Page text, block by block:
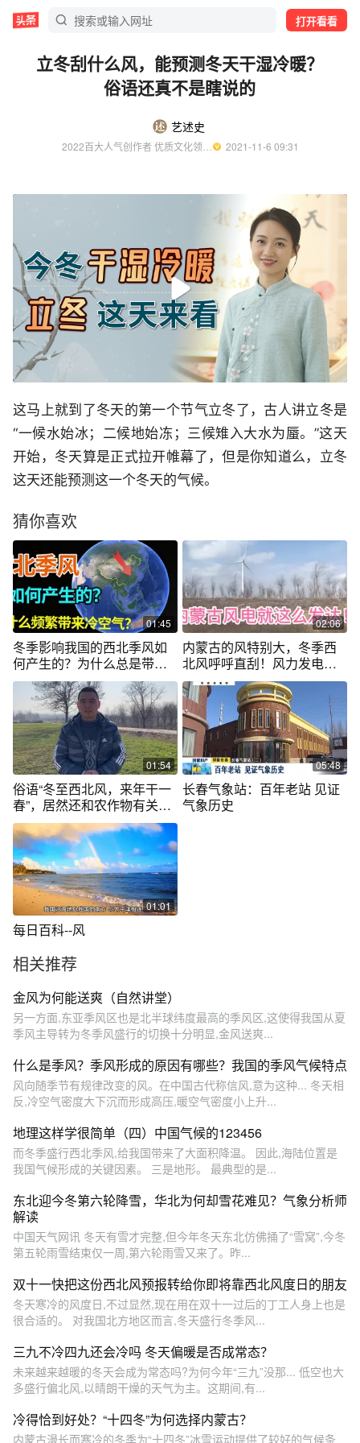
打开看看
立冬刮什么风，能预测冬天干湿冷暖？
俗语还真不是瞎说的
艺述史
2022百大人气创作者 优质文化领域创作者
  2021-11-6 09:31
这马上就到了冬天的第一个节气立冬了，古人讲立冬是
“一候水始冰；二候地始冻；三候雉入大水为蜃。”这天
开始，冬天算是正式拉开帷幕了，但是你知道么，立冬
这天还能预测这一个冬天的气候。
猜你喜欢
01:45
冬季影响我国的西北季风如
何产生的？为什么总是带来
较强冷空气？
02:06
内蒙古的风特别大，冬季西
北风呼呼直刮！风力发电最
适合风能充裕
01:54
俗语“冬至西北风，来年干一
春”，居然还和农作物有关，
有道理吗
05:48
长春气象站：百年老站 见证
气象历史
01:01
每日百科--风
相关推荐
金风为何能送爽（自然讲堂）
另一方面,东亚季风区也是北半球纬度最高的季风区,这使得我国从夏
季风主导转为冬季风盛行的切换十分明显,金风送爽...
什么是季风？季风形成的原因有哪些？我国的季风气候特点
风向随季节有规律改变的风。在中国古代称信风,意为这种... 冬天相
反,冷空气密度大下沉而形成高压,暖空气密度小上升...
地理这样学很简单（四）中国气候的123456
而冬季盛行西北季风,给我国带来了大面积降温。 因此,海陆位置是
我国气候形成的关键因素。 三是地形。 最典型的是...
东北迎今冬第六轮降雪，华北为何却雪花难见？气象分析师
解读
中国天气网讯 冬天有雪才完整,但今年冬天东北仿佛捅了“雪窝”,今冬
第五轮雨雪结束仅一周,第六轮雨雪又来了。昨...
双十一快把这份西北风预报转给你即将靠西北风度日的朋友
冬天寒冷的风度日,不过显然,现在用在双十一过后的丁工人身上也是
很合适的。 对我国北方地区而言,冬天盛行冬季风...
三九不冷四九还会冷吗 冬天偏暖是否成常态？
未来越来越暖的冬天会成为常态吗?为何今年“三九”没那... 低空也大
多盛行偏北风,以晴朗干燥的天气为主。这期间,有...
冷得恰到好处？“十四冬”为何选择内蒙古？
内蒙古漫长而寒冷的冬季为“十四冬”冰雪运动提供了较好的气候条